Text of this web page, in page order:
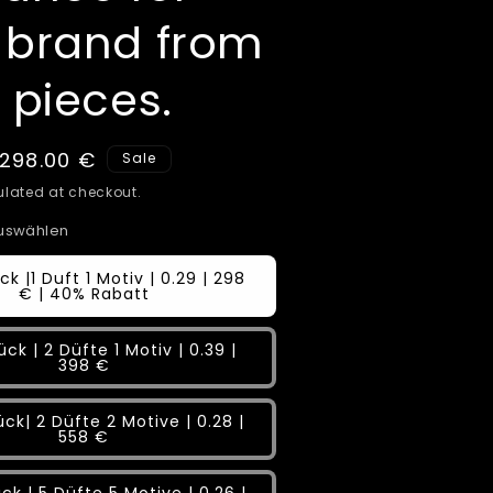
from
pieces.
Sale
298.00 €
Sale
at checkout.
|1 Duft 1 Motiv | 0.29 | 298
€ | 40% Rabatt
| 2 Düfte 1 Motiv | 0.39 |
398 €
2 Düfte 2 Motive | 0.28 |
558 €